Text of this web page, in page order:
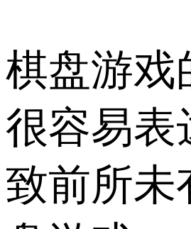
棋盘游戏
很容易表
致前所未